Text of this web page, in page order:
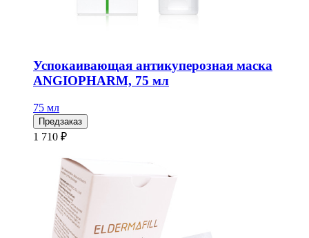
Успокаивающая антикуперозная маска
ANGIOPHARM, 75 мл
75 мл
Предзаказ
1 710 ₽